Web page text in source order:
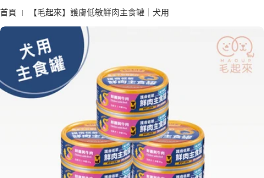
首頁 【毛起來】護膚低敏鮮肉主食罐｜犬用